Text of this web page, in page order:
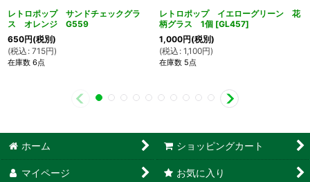
レトロポップ サンドチェックグラ
ス オレンジ G559
650円(税別)
(税込 : 715円)
在庫数 6点
レトロポップ イエローグリーン 花
柄グラス 1個 [GL457]
1,000円(税別)
(税込 : 1,100円)
在庫数 5点
ホーム ショッピングカート
マイページ お気に入り